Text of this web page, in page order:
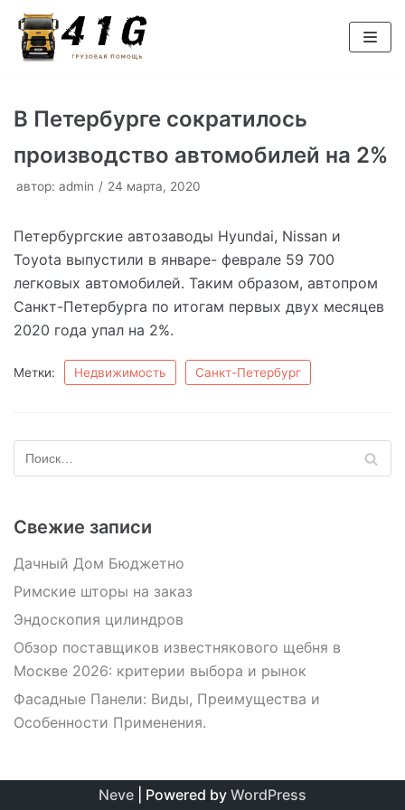
Перейти
к
В Петербурге сократилось
производство автомобилей на 2%
автор: admin 24 марта, 2020
Петербургские автозаводы Hyundai, Nissan и
Toyota выпустили в январе- феврале 59 700
легковых автомобилей. Таким образом, автопром
Санкт-Петербурга по итогам первых двух месяцев
2020 года упал на 2%.
Метки: Недвижимость Санкт-Петербург
Свежие записи
Дачный Дом Бюджетно
Римские шторы на заказ
Эндоскопия цилиндров
Обзор поставщиков известнякового щебня в
Москве 2026: критерии выбора и рынок
Фасадные Панели: Виды, Преимущества и
Особенности Применения.
Neve | Powered by WordPress